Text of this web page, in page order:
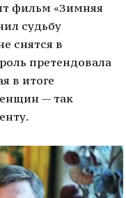
фильм «Зимняя
судьбу
снятся в
претендовала
в итоге
— так